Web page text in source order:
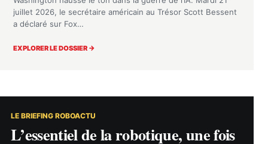
juillet 2026, le secrétaire américain au Trésor Scott Bessent
a déclaré sur Fox…
EXPLORER LE DOSSIER →
LE BRIEFING ROBOACTU
L’essentiel de la robotique, une fois